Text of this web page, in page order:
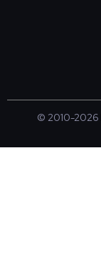
© 2010-2026